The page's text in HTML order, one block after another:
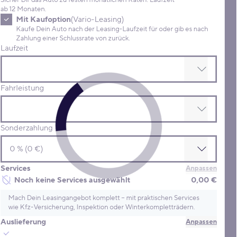
ab 12 Monaten.
Mit Kaufoption(Vario-Leasing)
Kaufe Dein Auto nach der Leasing-Laufzeit für oder gib es nach
Zahlung einer Schlussrate von zurück.
Laufzeit
Fahrleistung
Sonderzahlung
Services Anpassen
Noch keine Services ausgewählt 0,00 €
Mach Dein Leasingangebot komplett – mit praktischen Services
wie Kfz-Versicherung, Inspektion oder Winterkompletträdern.
Auslieferung Anpassen